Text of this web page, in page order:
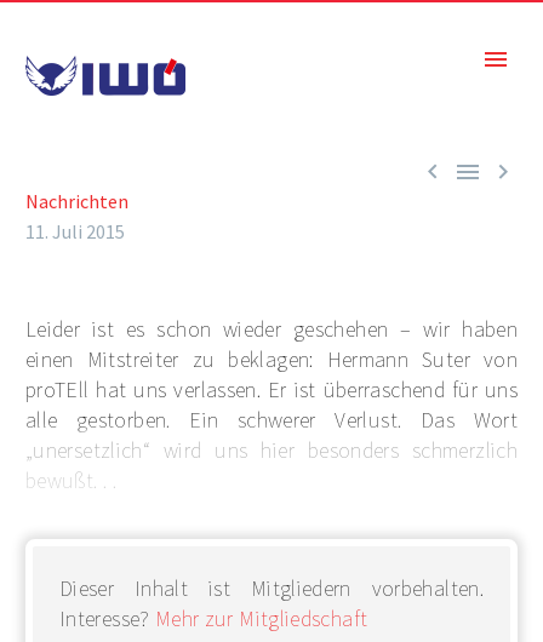
  
Nachrichten
11. Juli 2015
Leider ist es schon wieder geschehen – wir haben
einen Mitstreiter zu beklagen: Hermann Suter von
proTEll hat uns verlassen. Er ist überraschend für uns
alle gestorben. Ein schwerer Verlust. Das Wort
„unersetzlich“ wird uns hier besonders schmerzlich
bewußt. . .
Dieser Inhalt ist Mitgliedern vorbehalten.
Interesse? Mehr zur Mitgliedschaft